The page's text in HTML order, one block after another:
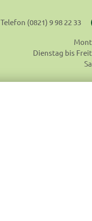
Telefon (0821) 9 98 22 33
Dienstag bis